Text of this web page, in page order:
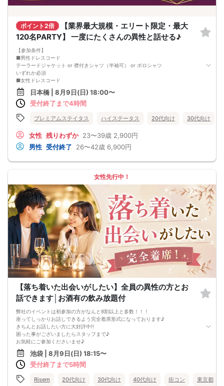
ポイント2倍
【業界最大規模・エリート限定・最大
120名PARTY】 一度にたくさんの異性と話せる♪
【参加条件】
■男性ドレスコード
テーラードジャケット or 襟付きシャツ（半袖可） or ポロシャツ
いずれか必須
■女性ドレスコード
ワンピースなどお洒落な服装でご参加下さい。
■男性参加資格
下記いずれかに該当する方
◯外資企業*2
◯経営者*4
◯医師・歯科医師
◯年収700万円以上
◯5大人気士業
■資格証提示
女性：①いずれか提示
男性：①＋②提示
①身分証明書
免許証orパスポートorマイナンバーカード
②資格証明書
名刺or社員証
※以下の証明書も可
・医師・歯科医師：医師資格証/医師免許証(画像可)
・会計士：登録証明書
・弁護士：日弁連の発行する写真付きの身分証明書
・税理士：税理士証書
・司法書士：登録証明書
・不動産鑑定士：登録証明書
・年収証明書：過去1年以内の源泉徴収票、確定申告書、納税証明書、給与明細の
いずれか
※給与明細は直近3ヶ月分持参、賞与支給がある場合は支給回数分の賞与証明書も
持参下さい。
資格証提示がない方は参加をお断りします。
参加費の返金等はございません。
■最少催行人数：男女20vs20
■中止判断タイミング
日本橋 | 8月9日(日) 18:00〜
受付終了まで4時間
プレミアムステイタス ハイステータス 20代向け 30代向け
女性 残りわずか 23〜39歳 2,900円
男性 受付終了 26〜42歳 6,900円
女性先行中！
【落ち着いた出会いがしたい】全員の異性の方とお
話できます│お酒有の飲み放題付
弊社のイベントは初参加の方がなんと8割以上と多数！！！
座ってしっかりお話しできるよう完全着席形式になっております♪
きちんとお話したい方に大好評中!!
困った事がございましたらスタッフまで♪
お気軽にご参加くださいませ♪
池袋 | 8月9日(日) 18:15〜
受付終了まで5時間
Risem 20代向け 30代向け 40代向け 街コン 東京都